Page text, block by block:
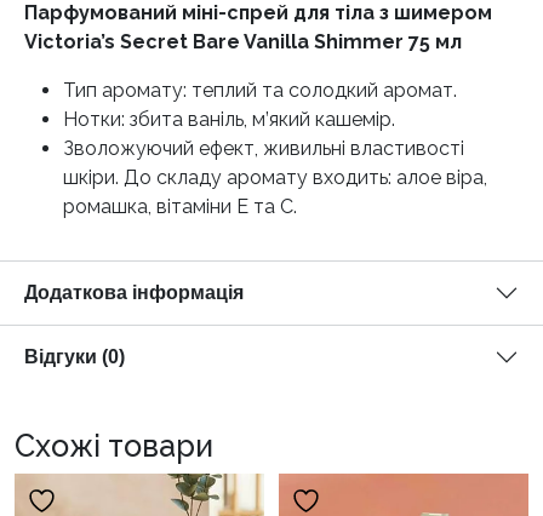
Парфумований міні-спрей для тіла з шимером
Victoria’s Secret Bare Vanilla Shimmer 75 мл
Тип аромату: теплий та солодкий аромат.
Нотки: збита ваніль, м’який кашемір.
Зволожуючий ефект, живильні властивості
шкіри. До складу аромату входить: алое віра,
ромашка, вітаміни Е та С.
Додаткова інформація
Відгуки (0)
Схожі товари